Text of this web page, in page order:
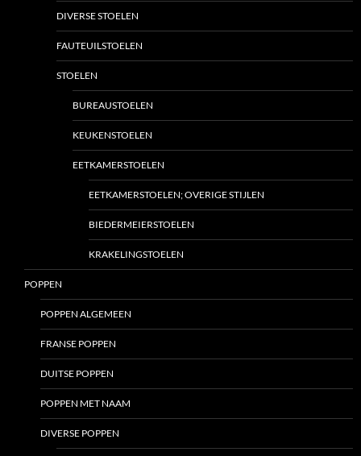
DIVERSE STOELEN
FAUTEUILSTOELEN
STOELEN
BUREAUSTOELEN
KEUKENSTOELEN
EETKAMERSTOELEN
EETKAMERSTOELEN; OVERIGE STIJLEN
BIEDERMEIERSTOELEN
KRAKELINGSTOELEN
POPPEN
POPPEN ALGEMEEN
FRANSE POPPEN
DUITSE POPPEN
POPPEN MET NAAM
DIVERSE POPPEN